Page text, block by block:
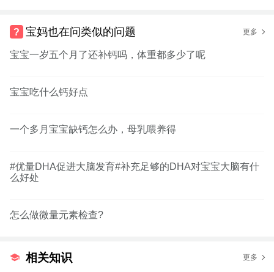
宝妈也在问类似的问题 更多
宝宝一岁五个月了还补钙吗，体重都多少了呢
宝宝吃什么钙好点
一个多月宝宝缺钙怎么办，母乳喂养得
#优量DHA促进大脑发育#补充足够的DHA对宝宝大脑有什
么好处
怎么做微量元素检查?
相关知识 更多